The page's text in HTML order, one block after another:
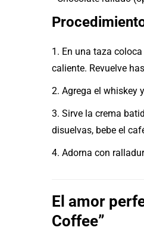
1. En una taza
caliente. Revuelve
2. Agrega el whiskey
3. Sirve la crema
disuelvas, bebe el
4. Adorna con
El amor
Coffee”